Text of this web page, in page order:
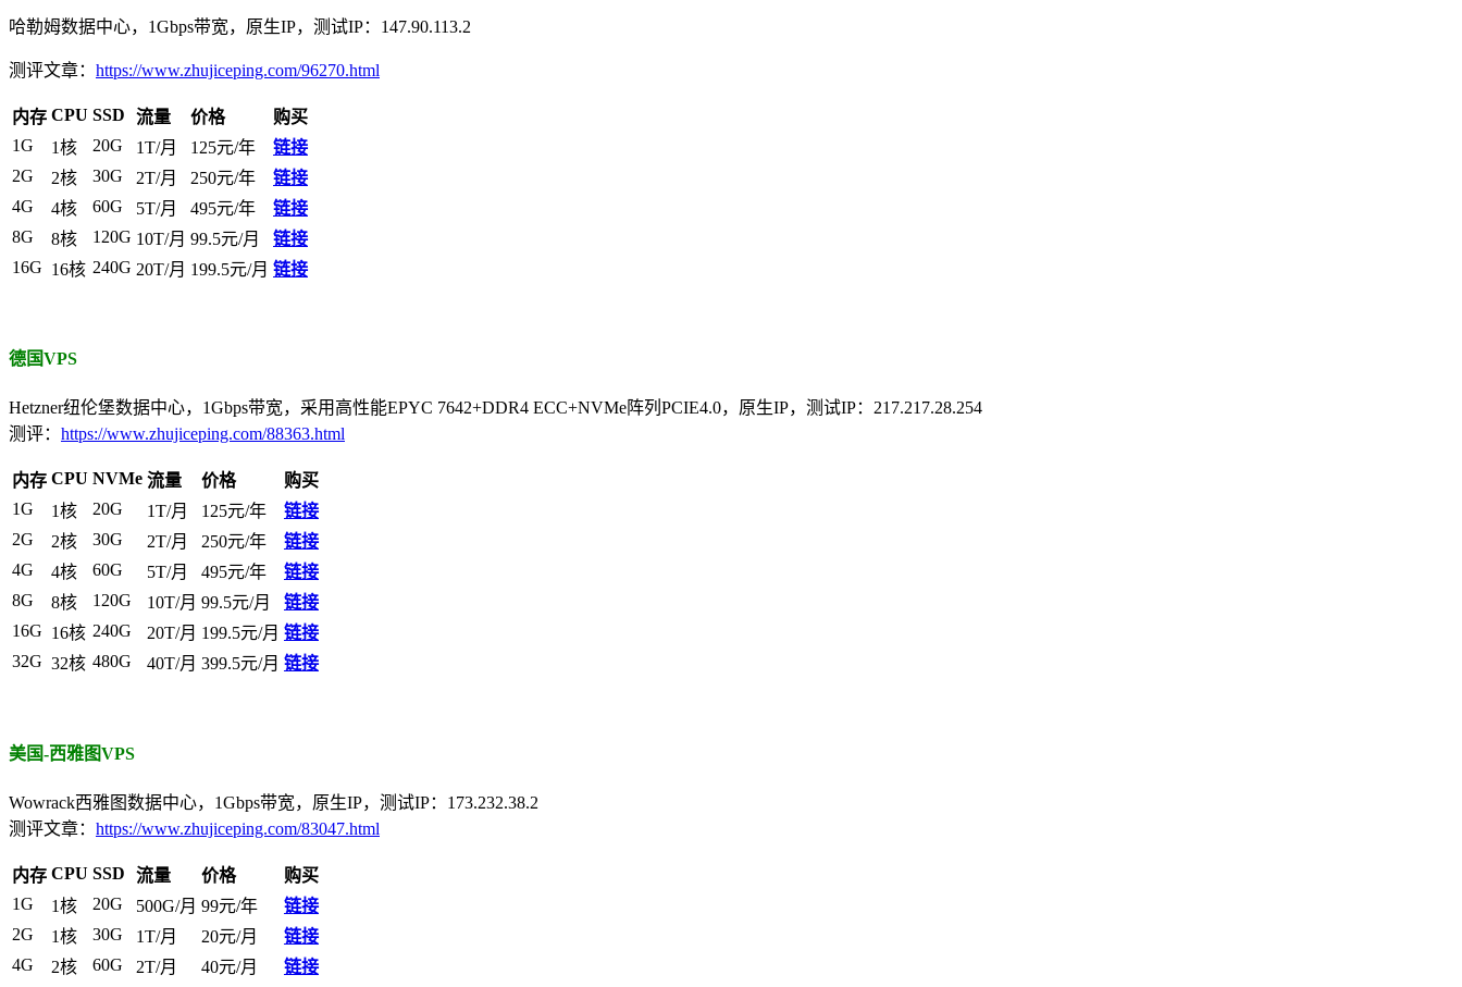
哈勒姆数据中心，1Gbps带宽，原生IP，测试IP：147.90.113.2
测评文章： https://www.zhujiceping.com/96270.html
内存 CPU SSD 流量 价格
购买
1G
1核 20G 1T/月 125元/年
链接
2G
2核 30G 2T/月 250元/年
链接
4G
4核 60G 5T/月 495元/年
链接
8G
8核 120G 10T/月 99.5元/月
链接
16G 16核 240G 20T/月 199.5元/月 链接
德国VPS
Hetzner纽伦堡数据中心，1Gbps带宽，采用高性能EPYC 7642+DDR4 ECC+NVMe阵列PCIE4.0，原生IP，测试IP：217.217.28.254
测评： https://www.zhujiceping.com/88363.html
内存 CPU NVMe 流量 价格
购买
1G
1核 20G 1T/月 125元/年
链接
2G
2核 30G 2T/月 250元/年
链接
4G
4核 60G 5T/月 495元/年
链接
8G
8核 120G 10T/月 99.5元/月
链接
16G 16核 240G 20T/月 199.5元/月 链接
32G 32核 480G 40T/月 399.5元/月 链接
美国-西雅图VPS
Wowrack西雅图数据中心，1Gbps带宽，原生IP，测试IP：173.232.38.2
测评文章： https://www.zhujiceping.com/83047.html
内存 CPU SSD 流量 价格
购买
1G
1核 20G 500G/月 99元/年
链接
2G
1核 30G 1T/月 20元/月
链接
4G
2核 60G 2T/月 40元/月
链接